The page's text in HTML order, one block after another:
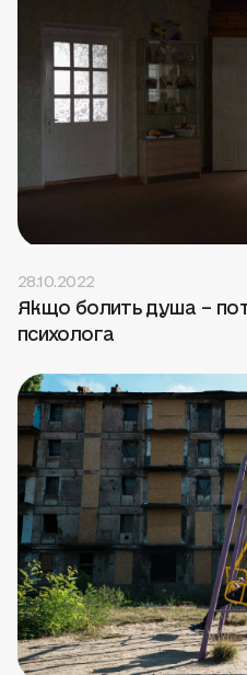
28.10.2022
Якщо болить душа –
психолога